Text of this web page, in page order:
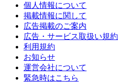
個人情報について
掲載情報に関して
広告掲載のご案内
広告・サービス取扱い規約
利用規約
お知らせ
運営会社について
緊急時はこちら